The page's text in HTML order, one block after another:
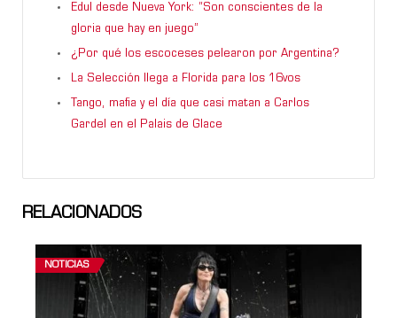
Edul desde Nueva York: “Son conscientes de la
gloria que hay en juego”
¿Por qué los escoceses pelearon por Argentina?
La Selección llega a Florida para los 16vos
Tango, mafia y el día que casi matan a Carlos
Gardel en el Palais de Glace
RELACIONADOS
NOTICIAS